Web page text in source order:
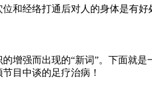
和经络打通后对人的身体是有
增强而出现的“新词”。下面就
目中谈的足疗治病！